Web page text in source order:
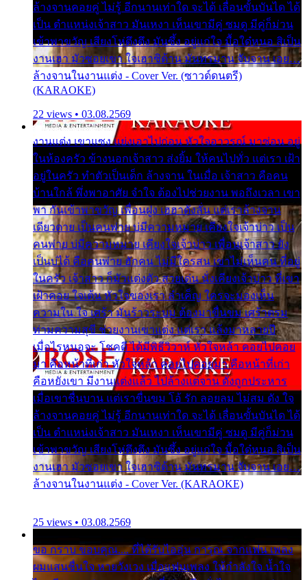
ล้างจานคอยคู่ ไม่รู้ อีกนานเท่าใด จะได้ เลื่อนขั้นบันได ได้
เป็น ตำแหน่งเจ้าสาว มันเหงา เห็นเขามีคู่ ซมดู มีคู่ก็ม่วน
เข้าพาขวัญ เสียงโห่ตึงตึง มันซึ้ง อยู่แก่ใจ มื้อใด๋หนอ สิเป็น
งานเฮา มัวซอยเขา ใจเฮาซิด้าน มันทรมาน จับจาน เอย…
ล้างจานในงานแต่ง - Cover Ver. (ซาวด์ดนตรี)
(KARAOKE)
22 views • 03.08.2569
งานแต่ง เขาแซง แย่งเอาไปก่อน หัวใจอาวรณ์ มาซ่อน อยู่
ในห้องครัว ข้างนอกเจ้าสาว ส่งยิ้ม ให้คนไปทั่ว แต่เรา เฝ้า
อยู่ในครัว ทำตัวเป็นเด็ก ล้างจาน ในเมื่อ เจ้าสาว คือคน
บ้านใกล้ พึ่งพาอาศัย จำใจ ต้องไปช่วยงาน พอถึงเวลา เขา
พา กันเข้าพาขวัญ เพื่อนฝูง เฮฮาดังลั่น แต่เราล้างจาน
เดียวดาย เป็นคนพ่าย บ่มีความหมาย เคียงใจเจ้าบ่าว เป็น
คนพ่าย บ่มีความหมาย เคียงใจเจ้าบ่าว เพื่อนเจ้าสาว ยัง
เป็นบ่ได้ คือคนพ่าย ฮักคน ไม่มีใครสน เขาไม่เห็นคน ที่อยู่
ในครัว เจ้าสาว ก็มัวแต่งตัว สวยเด่น นั่งเคียงเจ้าบ่าว ที่เขา
เฝ้าคอย ใจเต้น หัวใจของเรา ลำเค็ญ ใครจะมองเห็น
ความใน ใจ เศร้า มันร้าวระบม ต้องมาขื่นขม เศร้าตรม
ท่ามความสุขี ช่วยงานเขาแต่ง แต่เรา แล้งมาหลายปี
เมื่อไรหนอจะ โชคดี ได้มีพิธีวิวาห์ หัวใจหล้า คอยไปคอย
มา คือหน้าที่เก่า หัวใจหล้า คอยไปคอยมา คือหน้าที่เก่า
คือหยังเขา มีงานแต่งแล้ว ไปล้างแต่จาน ดั่งถูกประหาร
เมื่อเขาชื่นบาน แต่เราขื่นขม โอ้ รัก ลอยลม ไม่สม ดัง ใจ
ล้างจานคอยคู่ ไม่รู้ อีกนานเท่าใด จะได้ เลื่อนขั้นบันได ได้
เป็น ตำแหน่งเจ้าสาว มันเหงา เห็นเขามีคู่ ซมดู มีคู่ก็ม่วน
เข้าพาขวัญ เสียงโห่ตึงตึง มันซึ้ง อยู่แก่ใจ มื้อใด๋หนอ สิเป็น
งานเฮา มัวซอยเขา ใจเฮาซิด้าน มันทรมาน จับจาน เอย…
ล้างจานในงานแต่ง - Cover Ver. (KARAOKE)
25 views • 03.08.2569
ขอ กราบ ขอบคุณ.... ที่ได้รับไออุ่น การุณ จากแฟน เพลง
ผมแสนชื่นใจ หายวังเวง เมื่อแฟนเพลง ให้กำลังใจ น้ำใจ